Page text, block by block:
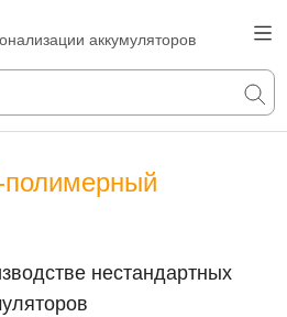
аккумуляторов
полимерный
нестандартных